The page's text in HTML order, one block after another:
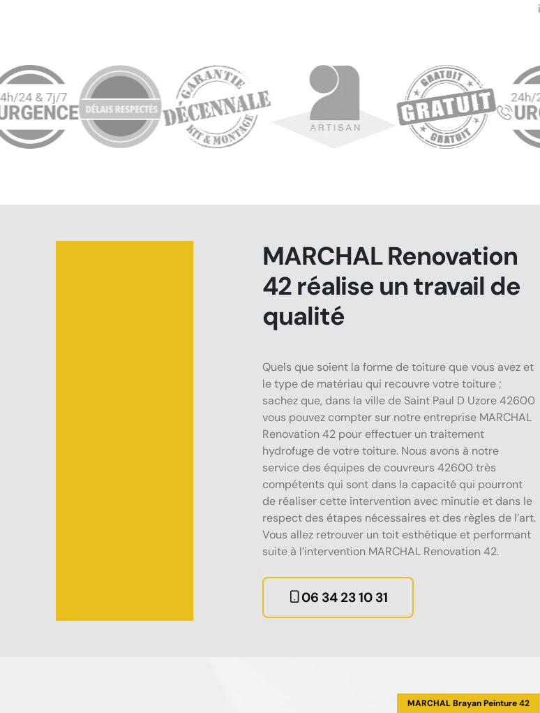
MARCHAL Renovation
42 réalise un travail de
qualité
Quels que soient la forme de toiture que vous avez et
le type de matériau qui recouvre votre toiture ;
sachez que, dans la ville de Saint Paul D Uzore 42600
vous pouvez compter sur notre entreprise MARCHAL
Renovation 42 pour effectuer un traitement
hydrofuge de votre toiture. Nous avons à notre
service des équipes de couvreurs 42600 très
compétents qui sont dans la capacité qui pourront
de réaliser cette intervention avec minutie et dans le
respect des étapes nécessaires et des règles de l’art.
Vous allez retrouver un toit esthétique et performant
suite à l’intervention MARCHAL Renovation 42.
06 34 23 10 31
MARCHAL Brayan Peinture 42